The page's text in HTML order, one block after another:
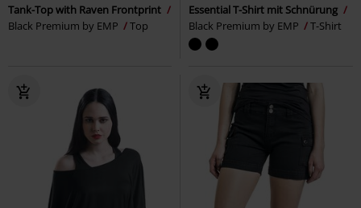
Tank-Top with Raven Frontprint
Black Premium by EMP
Top
Essential T-Shirt mit Schnürung
Black Premium by EMP
T-Shirt